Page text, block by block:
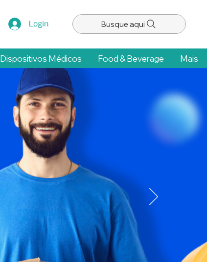
Login Busque aqui
Dispositivos Médicos Food & Beverage Mais